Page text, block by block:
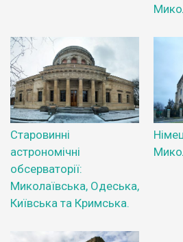
Старовинні
астрономічні
обсерваторії:
Миколаївська, Одеська,
Київська та Кримська.